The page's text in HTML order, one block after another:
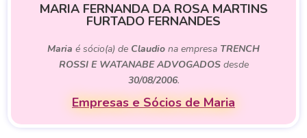
MARIA FERNANDA DA ROSA MARTINS
FURTADO FERNANDES
Maria é sócio(a) de Claudio na empresa TRENCH
ROSSI E WATANABE ADVOGADOSdesde
30/08/2006.
Empresas e Sócios de Maria